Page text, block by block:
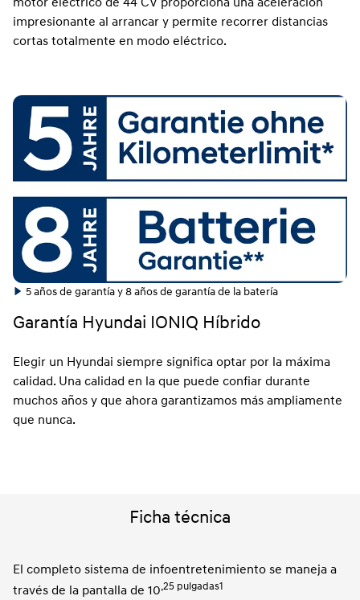
impresionante al arrancar y permite recorrer distancias
cortas totalmente en modo eléctrico.
5 años de garantía y 8 años de garantía de la batería
Garantía Hyundai IONIQ Híbrido
Elegir un Hyundai siempre significa optar por la máxima
calidad. Una calidad en la que puede confiar durante
muchos años y que ahora garantizamos más ampliamente
que nunca.
Ficha técnica
El completo sistema de infoentretenimiento se maneja a
través de la pantalla de 10 ,25 pulgadas1